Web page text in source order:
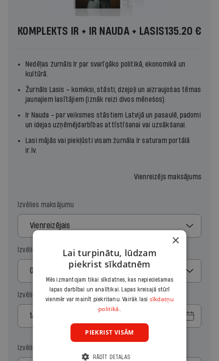
KOMPLEKTS IR + IR NAUDA + LASIS135.20 €
Nedēļas žurnāls Ir par svarīgāko politikā, ekonomikā un
kultūrā.
Žurnāls Lasis – komiksi, stāsti, dzejoļi un aizraujošas tēmas
jaunajiem lasītājiem (iznāk reizi divos mēnešos).
Ir Nauda - par veiksmes stāstiem Latvijā un pasaulē, padomi
un idejas uzņēmējdarbības attīstīšanai vai uzsākšanai.
Lasi mājās vai piekļūsti visam žurnāla Irsaturam portālā
ir.lv
Vienreizējs maksājums
Izvēlies maksājumu
Vienreizējais
Izvēlies periodu
Gads
Izvēlies sākuma datumu
Izvēlies kopiju skaitu
×
Lai turpinātu, lūdzam
piekrist sīkdatnēm
Mēs izmantojam tikai sīkdatnes, kas nepieciešamas
lapas darbībai un analītikai. Lapas kreisajā stūrī
vienmēr var mainīt piekrišanu. Vairāk lasi sīkdatņu
politikā.
PIEKRIST VISĀM
RĀDĪT DETAĻAS